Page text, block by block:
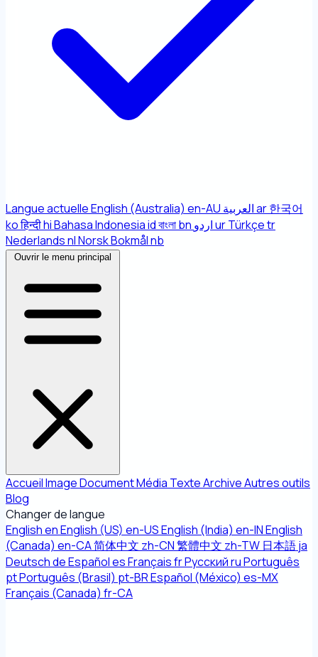
Langue actuelleEnglish (Australia) en-AU العربيةar한국어
koहिन्दीhiBahasa Indonesiaidবাংলাbn اردوurTürkçetr
NederlandsnlNorsk Bokmålnb
Ouvrir le menu principal
AccueilImageDocumentMédia TexteArchiveAutres outils
Blog
Changer de langue
EnglishenEnglish (US) en-USEnglish (India) en-INEnglish
(Canada) en-CA简体中文 zh-CN繁體中文 zh-TW 日本語ja
DeutschdeEspañolesFrançaisfrРусскийruPortuguês
ptPortuguês (Brasil) pt-BREspañol (México) es-MX
Français (Canada) fr-CA